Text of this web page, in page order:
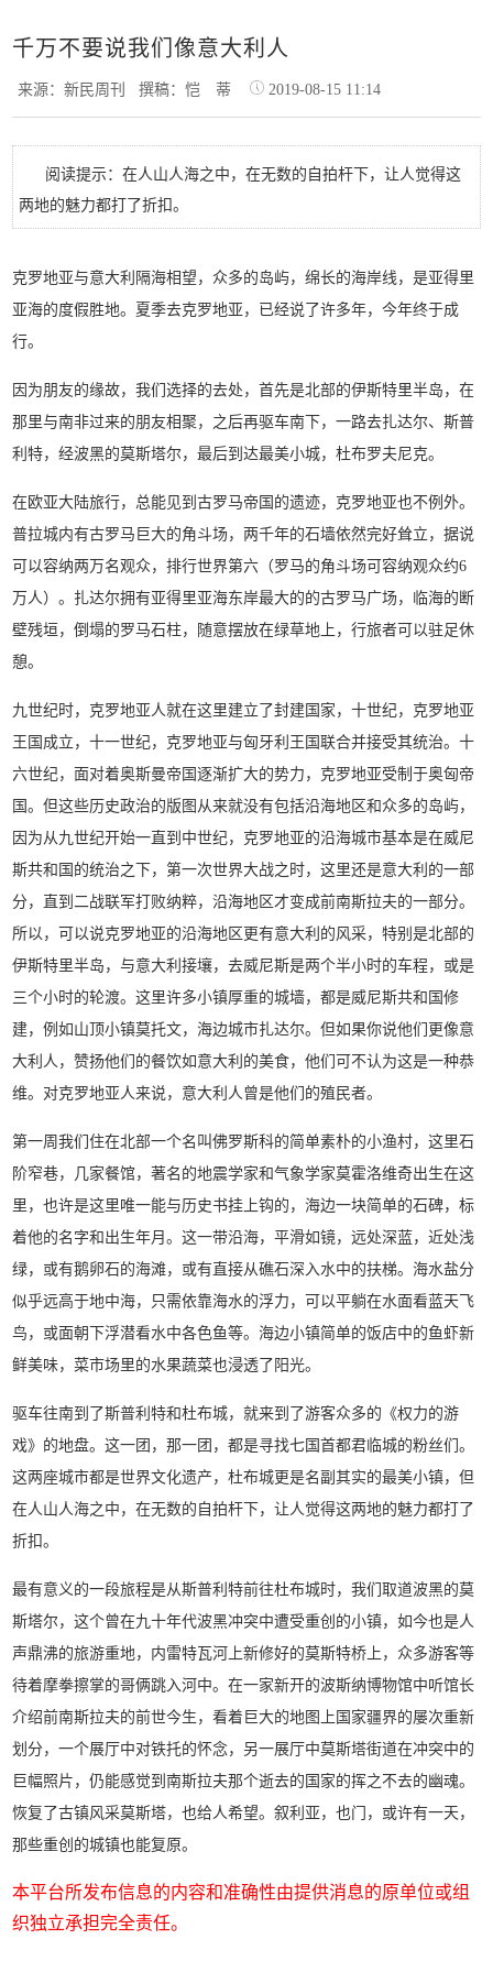
千万不要说我们像意大利人
来源：新民周刊撰稿：恺 蒂 2019-08-15 11:14
阅读提示：在人山人海之中，在无数的自拍杆下，让人觉得这
两地的魅力都打了折扣。
克罗地亚与意大利隔海相望，众多的岛屿，绵长的海岸线，是亚得里
亚海的度假胜地。夏季去克罗地亚，已经说了许多年，今年终于成
行。
因为朋友的缘故，我们选择的去处，首先是北部的伊斯特里半岛，在
那里与南非过来的朋友相聚，之后再驱车南下，一路去扎达尔、斯普
利特，经波黑的莫斯塔尔，最后到达最美小城，杜布罗夫尼克。
在欧亚大陆旅行，总能见到古罗马帝国的遗迹，克罗地亚也不例外。
普拉城内有古罗马巨大的角斗场，两千年的石墙依然完好耸立，据说
可以容纳两万名观众，排行世界第六（罗马的角斗场可容纳观众约6
万人）。扎达尔拥有亚得里亚海东岸最大的的古罗马广场，临海的断
壁残垣，倒塌的罗马石柱，随意摆放在绿草地上，行旅者可以驻足休
憩。
九世纪时，克罗地亚人就在这里建立了封建国家，十世纪，克罗地亚
王国成立，十一世纪，克罗地亚与匈牙利王国联合并接受其统治。十
六世纪，面对着奥斯曼帝国逐渐扩大的势力，克罗地亚受制于奥匈帝
国。但这些历史政治的版图从来就没有包括沿海地区和众多的岛屿，
因为从九世纪开始一直到中世纪，克罗地亚的沿海城市基本是在威尼
斯共和国的统治之下，第一次世界大战之时，这里还是意大利的一部
分，直到二战联军打败纳粹，沿海地区才变成前南斯拉夫的一部分。
所以，可以说克罗地亚的沿海地区更有意大利的风采，特别是北部的
伊斯特里半岛，与意大利接壤，去威尼斯是两个半小时的车程，或是
三个小时的轮渡。这里许多小镇厚重的城墙，都是威尼斯共和国修
建，例如山顶小镇莫托文，海边城市扎达尔。但如果你说他们更像意
大利人，赞扬他们的餐饮如意大利的美食，他们可不认为这是一种恭
维。对克罗地亚人来说，意大利人曾是他们的殖民者。
第一周我们住在北部一个名叫佛罗斯科的简单素朴的小渔村，这里石
阶窄巷，几家餐馆，著名的地震学家和气象学家莫霍洛维奇出生在这
里，也许是这里唯一能与历史书挂上钩的，海边一块简单的石碑，标
着他的名字和出生年月。这一带沿海，平滑如镜，远处深蓝，近处浅
绿，或有鹅卵石的海滩，或有直接从礁石深入水中的扶梯。海水盐分
似乎远高于地中海，只需依靠海水的浮力，可以平躺在水面看蓝天飞
鸟，或面朝下浮潜看水中各色鱼等。海边小镇简单的饭店中的鱼虾新
鲜美味，菜市场里的水果蔬菜也浸透了阳光。
驱车往南到了斯普利特和杜布城，就来到了游客众多的《权力的游
戏》的地盘。这一团，那一团，都是寻找七国首都君临城的粉丝们。
这两座城市都是世界文化遗产，杜布城更是名副其实的最美小镇，但
在人山人海之中，在无数的自拍杆下，让人觉得这两地的魅力都打了
折扣。
最有意义的一段旅程是从斯普利特前往杜布城时，我们取道波黑的莫
斯塔尔，这个曾在九十年代波黑冲突中遭受重创的小镇，如今也是人
声鼎沸的旅游重地，内雷特瓦河上新修好的莫斯特桥上，众多游客等
待着摩拳擦掌的哥俩跳入河中。在一家新开的波斯纳博物馆中听馆长
介绍前南斯拉夫的前世今生，看着巨大的地图上国家疆界的屡次重新
划分，一个展厅中对铁托的怀念，另一展厅中莫斯塔街道在冲突中的
巨幅照片，仍能感觉到南斯拉夫那个逝去的国家的挥之不去的幽魂。
恢复了古镇风采莫斯塔，也给人希望。叙利亚，也门，或许有一天，
那些重创的城镇也能复原。
本平台所发布信息的内容和准确性由提供消息的原单位或组
织独立承担完全责任。